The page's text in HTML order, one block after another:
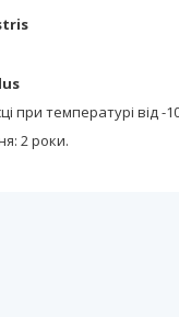
при температурі від -
2 роки.